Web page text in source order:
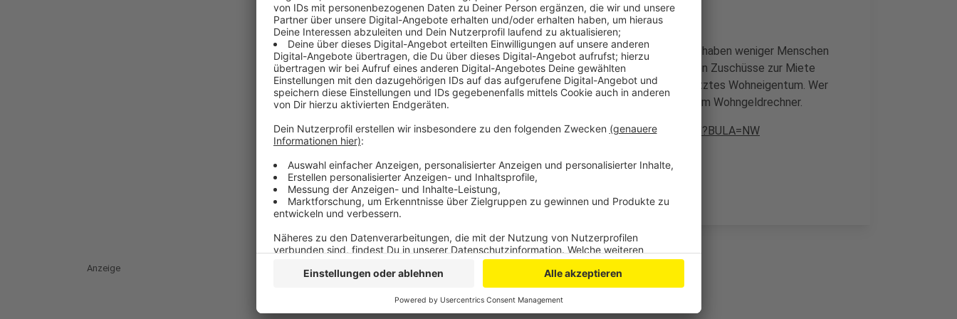
Damit liegt das Bergische im NRW-Schnitt- denn auch insgesamt haben weniger Menschen
Wohngeld empfangen. Die meisten Haushalte im Bergischen haben Zuschüsse zur Miete
bekommen – einige wenige aber auch Zuschüsse für selbst genutztes Wohneigentum. Wer
prüfen möchte, ob er Anspruch auf Wohngeld hat kann das mit dem Wohngeldrechner.
https://www.wohngeldrechner.nrw.de/wg/wgrbhtml/WGRBWLKM?BULA=NW
Anzeige
Anzeige